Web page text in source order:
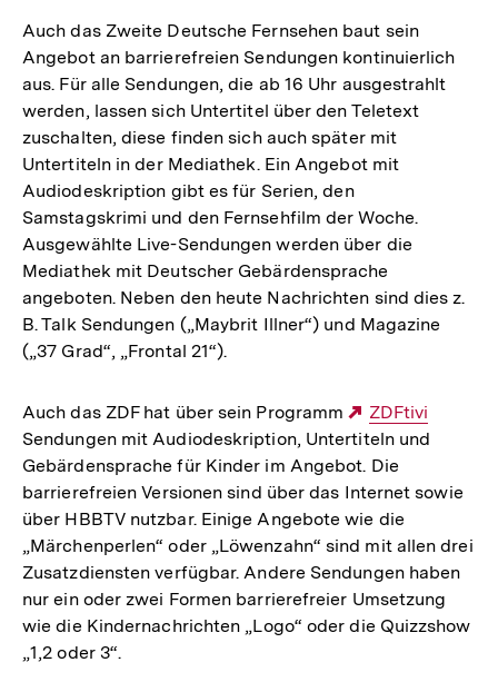
Auch das Zweite Deutsche Fernsehen baut sein
Angebot an barrierefreien Sendungen kontinuierlich
aus. Für alle Sendungen, die ab 16 Uhr ausgestrahlt
werden, lassen sich Untertitel über den Teletext
zuschalten, diese finden sich auch später mit
Untertiteln in der Mediathek. Ein Angebot mit
Audiodeskription gibt es für Serien, den
Samstagskrimi und den Fernsehfilm der Woche.
Ausgewählte Live-Sendungen werden über die
Mediathek mit Deutscher Gebärdensprache
angeboten. Neben den heute Nachrichten sind dies z.
B. Talk Sendungen („Maybrit Illner“) und Magazine
(„37 Grad“, „Frontal 21“).
Auch das ZDF hat über sein Programm
Externer
Link:
ZDFtivi
Sendungen mit Audiodeskription, Untertiteln und
Gebärdensprache für Kinder im Angebot. Die
barrierefreien Versionen sind über das Internet sowie
über HBBTV nutzbar. Einige Angebote wie die
„Märchenperlen“ oder „Löwenzahn“ sind mit allen drei
Zusatzdiensten verfügbar. Andere Sendungen haben
nur ein oder zwei Formen barrierefreier Umsetzung
wie die Kindernachrichten „Logo“ oder die Quizzshow
„1,2 oder 3“.